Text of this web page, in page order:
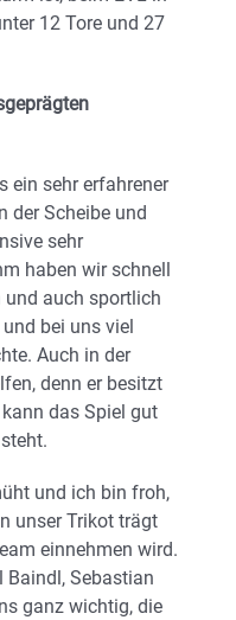
12 Tore und 27
ein sehr erfahrener
der Scheibe und
sehr
haben wir schnell
auch sportlich
bei uns viel
Auch in der
denn er besitzt
das Spiel gut
und ich bin froh,
unser Trikot trägt
einnehmen wird.
Baindl, Sebastian
ganz wichtig, die